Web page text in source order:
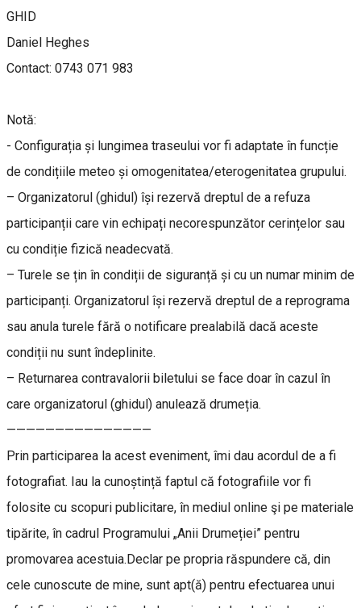
GHID
Daniel Heghes
Contact: 0743 071 983
Notă:
- Configurația și lungimea traseului vor fi adaptate în funcție
de condițiile meteo și omogenitatea/eterogenitatea grupului.
– Organizatorul (ghidul) își rezervă dreptul de a refuza
participanții care vin echipați necorespunzător cerințelor sau
cu condiție fizică neadecvată.
– Turele se țin în condiții de siguranță și cu un numar minim de
participanți. Organizatorul își rezervă dreptul de a reprograma
sau anula turele fără o notificare prealabilă dacă aceste
condiții nu sunt îndeplinite.
– Returnarea contravalorii biletului se face doar în cazul în
care organizatorul (ghidul) anulează drumeția.
———————————————
Prin participarea la acest eveniment, îmi dau acordul de a fi
fotografiat. Iau la cunoștință faptul că fotografiile vor fi
folosite cu scopuri publicitare, în mediul online şi pe materiale
tipărite, în cadrul Programului „Anii Drumeției” pentru
promovarea acestuia.Declar pe propria răspundere că, din
cele cunoscute de mine, sunt apt(ă) pentru efectuarea unui